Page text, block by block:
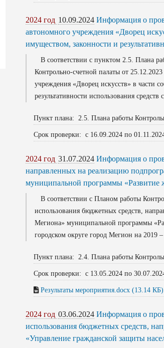
2024 год 10.09.2024 Информация о
автономного учреждения «Дворец
имуществом, законности и
В соответствии с пунктом 2.5. Плана
Контрольно-счетной палаты от
учреждения «Дворец искусств» в части
результативности использования
Пункт плана: 2.5. Плана работы
Срок проверки: с 16.09.2024 по
2024 год 31.07.2024 Информация о
направленных на реализацию
муниципальной программы
В соответствии с Планом работы
использования бюджетных средств,
Мегиона» муниципальной программы
городском округе город Мегион на 2019
Пункт плана: 2.4. Плана работы
Срок проверки: с 13.05.2024 по
Результаты мероприятия.docx (13.14 КБ)
2024 год 03.06.2024 Информация о
использования бюджетных средств,
«Управление гражданской защиты